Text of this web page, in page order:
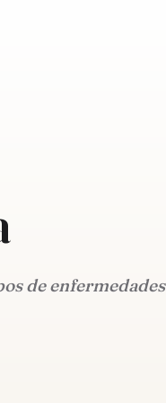
de enfermedades